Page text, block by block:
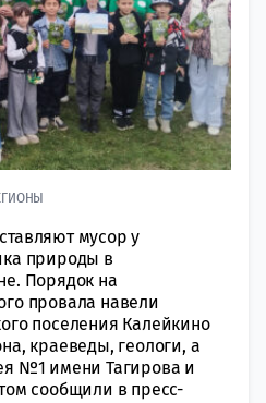
мусор у
природы в
Порядок на
провала навели
поселения Калейкино
краеведы, геологи, а
№1 имени Тагирова и
сообщили в пресс-